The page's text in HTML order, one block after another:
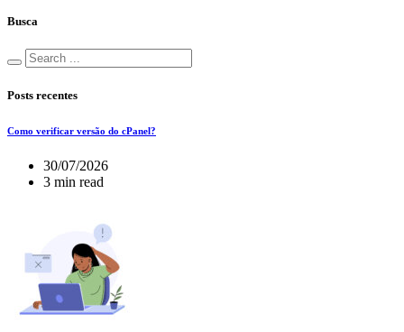
Busca
Posts recentes
Como verificar versão do cPanel?
30/07/2026
3 min read